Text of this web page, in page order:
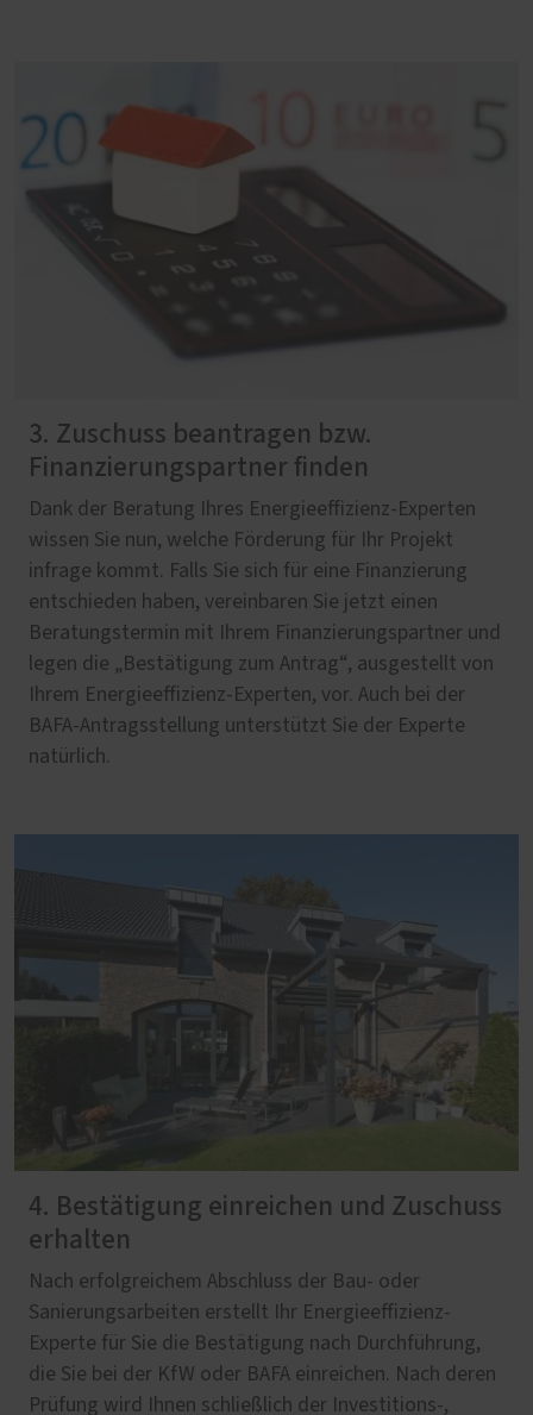
3. Zuschuss beantragen bzw.
Finanzierungspartner finden
Dank der Beratung Ihres Energieeffizienz-Experten
wissen Sie nun, welche Förderung für Ihr Projekt
infrage kommt. Falls Sie sich für eine Finanzierung
entschieden haben, vereinbaren Sie jetzt einen
Beratungstermin mit Ihrem Finanzierungspartner und
legen die „Bestätigung zum Antrag“, ausgestellt von
Ihrem Energieeffizienz-Experten, vor. Auch bei der
BAFA-Antragsstellung unterstützt Sie der Experte
natürlich.
4. Bestätigung einreichen und Zuschuss
erhalten
Nach erfolgreichem Abschluss der Bau- oder
Sanierungsarbeiten erstellt Ihr Energieeffizienz-
Experte für Sie die Bestätigung nach Durchführung,
die Sie bei der KfW oder BAFA einreichen. Nach deren
Prüfung wird Ihnen schließlich der Investitions-,